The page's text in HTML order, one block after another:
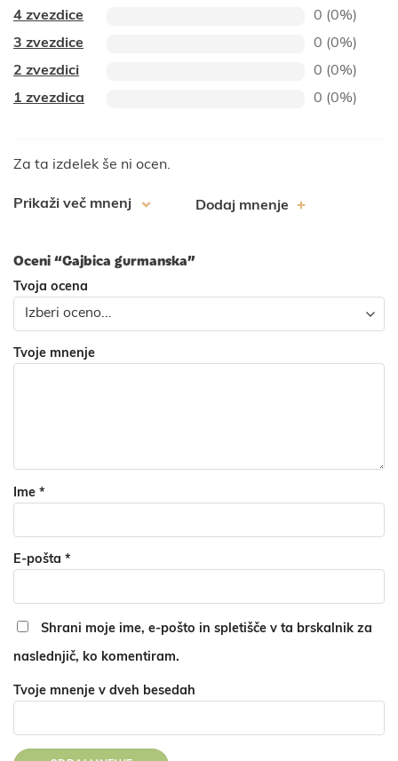
4 zvezdice
0 (0%)
3 zvezdice
0 (0%)
2 zvezdici
0 (0%)
1 zvezdica
0 (0%)
Za ta izdelek še ni ocen.
Prikaži več mnenj Dodaj mnenje
Oceni “Gajbica gurmanska”
Tvoja ocena
Tvoje mnenje
Ime *
E-pošta *
Shrani moje ime, e-pošto in spletišče v ta brskalnik za
naslednjič, ko komentiram.
Tvoje mnenje v dveh besedah